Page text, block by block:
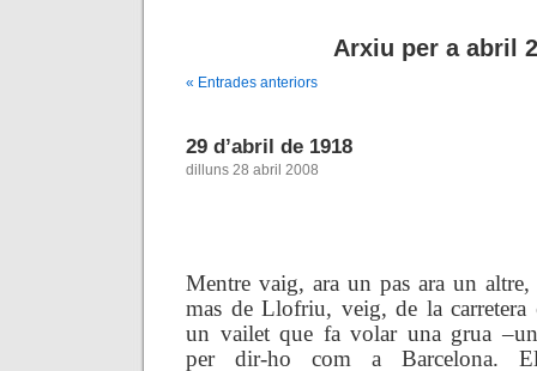
Arxiu per a abril
« Entrades anteriors
29 d’abril de 1918
dilluns 28 abril 2008
Mentre vaig, ara un pas ara un altre,
mas de Llofriu, veig, de la carretera
un vailet que fa volar una grua
per dir-ho com a Barcelona.